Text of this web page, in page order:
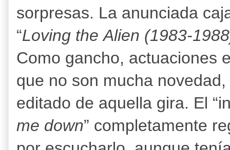
sorpresas. La anunciada
“Loving the Alien (1983-
Como gancho, actuaciones
que no son mucha
editado de aquella gira. El
me down” completamente